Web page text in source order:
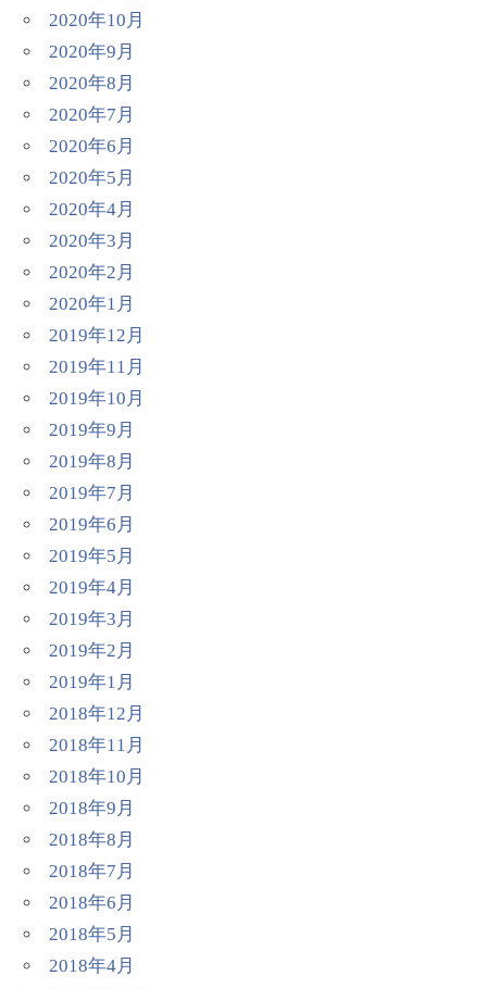
2020年10月
2020年9月
2020年8月
2020年7月
2020年6月
2020年5月
2020年4月
2020年3月
2020年2月
2020年1月
2019年12月
2019年11月
2019年10月
2019年9月
2019年8月
2019年7月
2019年6月
2019年5月
2019年4月
2019年3月
2019年2月
2019年1月
2018年12月
2018年11月
2018年10月
2018年9月
2018年8月
2018年7月
2018年6月
2018年5月
2018年4月